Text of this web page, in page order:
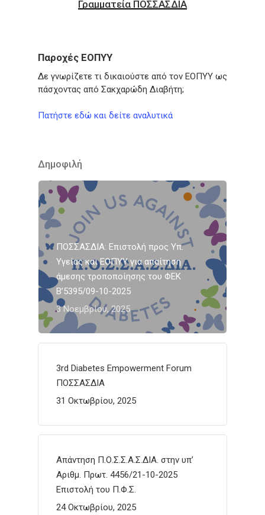
Γραμματεία ΠΟΣΣΑΣΔΙΑ
Παροχές ΕΟΠΥΥ
Δε γνωρίζετε τι δικαιούστε από τον ΕΟΠΥΥ ως
πάσχοντας από Σακχαρώδη Διαβήτη;
Πατήστε εδώ και δείτε αναλυτικά
Δημοφιλή
ΠΟΣΣΑΣΔΙΑ: Επιστολή προς Υπ.
Υγείας και ΕΟΠΥΥ για απαίτηση
άμεσης τροποποίησης του ΦΕΚ
Β’5395/09-10-2025
3 Νοεμβρίου, 2025
3rd Diabetes Empowerment Forum
ΠΟΣΣΑΣΔΙΑ
31 Οκτωβρίου, 2025
Απάντηση Π.Ο.Σ.Σ.Α.Σ.ΔΙΑ. στην υπ’
Αριθμ. Πρωτ. 4456/21-10-2025
Επιστολή του Π.Φ.Σ.
24 Οκτωβρίου, 2025